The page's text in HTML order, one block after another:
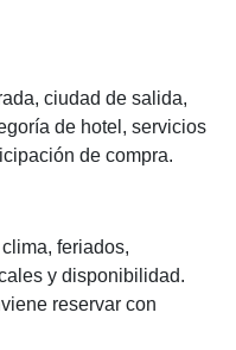
ciudad de salida,
de hotel, servicios
de compra.
feriados,
y disponibilidad.
reservar con